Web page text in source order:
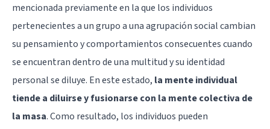
mencionada previamente en la que los individuos
pertenecientes a un grupo a una agrupación social cambian
su pensamiento y comportamientos consecuentes cuando
se encuentran dentro de una multitud y su identidad
personal se diluye. En este estado, la mente individual
tiende a diluirse y fusionarse con la mente colectiva de
la masa. Como resultado, los individuos pueden